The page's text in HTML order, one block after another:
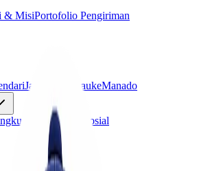
& MisiPortofolio Pengiriman
Jayapura MeraukeManado
Program Sosial